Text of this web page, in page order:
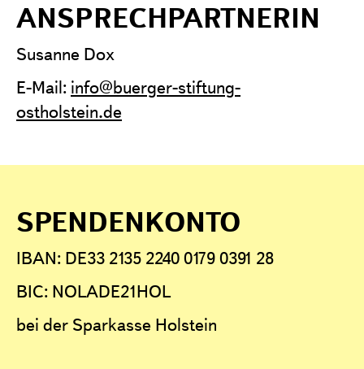
ANSPRECHPARTNERIN
Susanne Dox
E-Mail: info@buerger-stiftung-
ostholstein.de
SPENDENKONTO
IBAN: DE33 2135 2240 0179 0391 28
BIC: NOLADE21HOL
bei der Sparkasse Holstein